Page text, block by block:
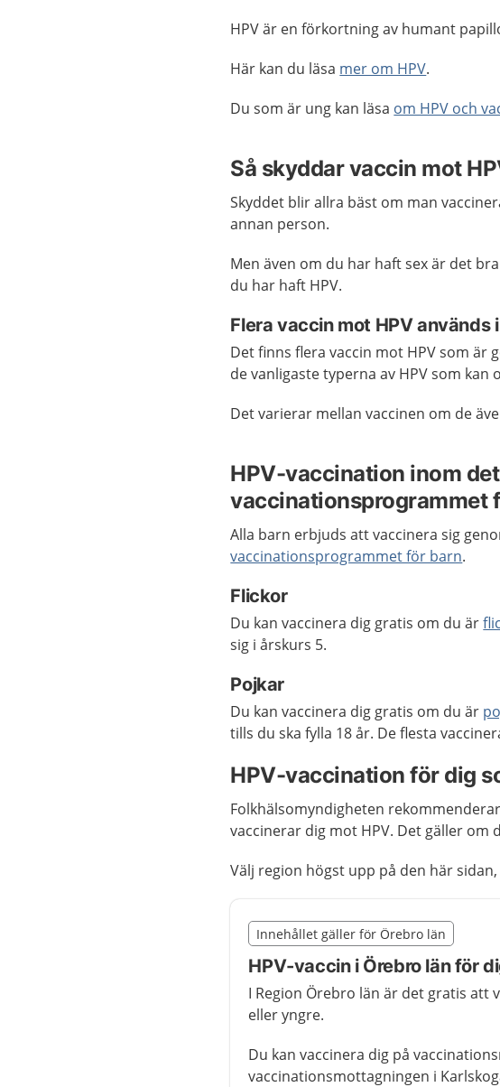
HPV är en förkortning av humant
Här kan du läsa mer om HPV.
Du som är ung kan läsa om HPV och
Så skyddar vaccin mot
Skyddet blir allra bäst om man
annan person.
Men även om du har haft sex är det
du har haft HPV.
Flera vaccin mot HPV används
Det finns flera vaccin mot HPV som är
de vanligaste typerna av HPV som kan
Det varierar mellan vaccinen om de
HPV-vaccination inom
vaccinationsprogrammet
Alla barn erbjuds att vaccinera sig
vaccinationsprogrammet för barn.
Flickor
Du kan vaccinera dig gratis om du är
sig i årskurs 5.
Pojkar
Du kan vaccinera dig gratis om du är
tills du ska fylla 18 år. De flesta
HPV-vaccination för dig
Folkhälsomyndigheten
vaccinerar dig mot HPV. Det gäller
Välj region högst upp på den här
Nedan innehåll gäller region Örebro län
Innehållet gäller för Örebro län
HPV-vaccin i Örebro län för
I Region Örebro län är det gratis att
eller yngre.
Du kan vaccinera dig på
vaccinationsmottagningen i
Slut på det regionala tillägget från